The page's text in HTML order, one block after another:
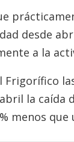
desde
a la
la caída
menos que